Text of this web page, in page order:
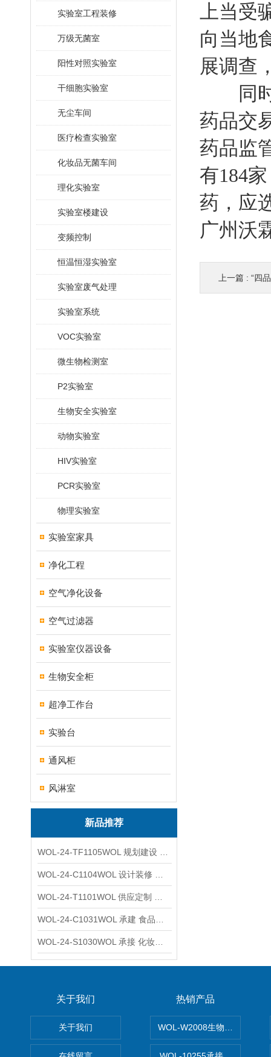
实验室工程装修
万级无菌室
阳性对照实验室
干细胞实验室
无尘车间
医疗检查实验室
化妆品无菌车间
理化实验室
实验室楼建设
变频控制
恒温恒湿实验室
实验室废气处理
实验室系统
VOC实验室
微生物检测室
P2实验室
生物安全实验室
动物实验室
HIV实验室
PCR实验室
物理实验室
实验室家具
净化工程
空气净化设备
空气过滤器
实验室仪器设备
生物安全柜
超净工作台
实验台
通风柜
风淋室
新品推荐
上当
向当地
展调查
同时
药品交
药品监
有184
药，应
广州沃
上一篇 : “四品
关于我们
关于我们
热销产品
WOL-W2008生物制药GMP